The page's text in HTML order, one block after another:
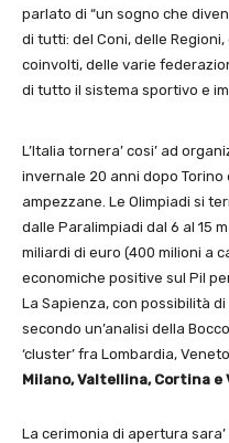
parlato di “un sogno che
di tutti: del Coni, delle
coinvolti, delle varie
di tutto il sistema sportivo e
L’Italia tornera’ cosi’ ad
invernale 20 anni dopo Torino
ampezzane. Le Olimpiadi si
dalle Paralimpiadi dal 6 al 15
miliardi di euro (400 milioni a
economiche positive sul Pil
La Sapienza, con possibilità
secondo un’analisi della
‘cluster’ fra Lombardia,
Milano, Valtellina, Cortina e
La cerimonia di apertura